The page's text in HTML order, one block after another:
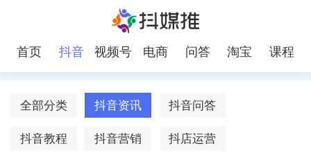
首页 抖音 视频号 电商 问答 淘宝 课程
全部分类 抖音资讯 抖音问答
抖音教程 抖音营销 抖店运营